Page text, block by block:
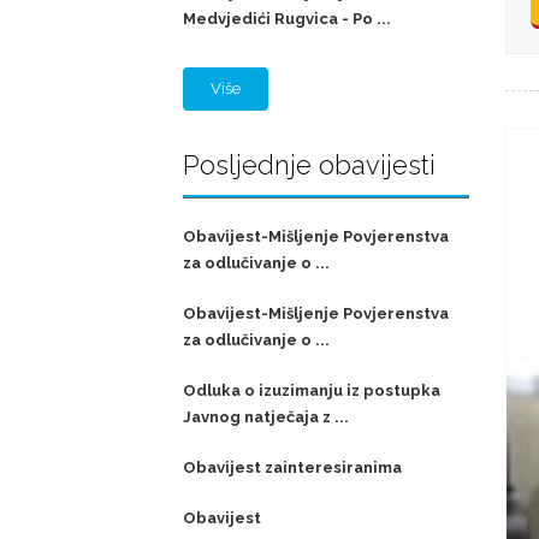
Medvjedići Rugvica - Po ...
Više
Posljednje obavijesti
Obavijest-Mišljenje Povjerenstva
za odlučivanje o ...
Obavijest-Mišljenje Povjerenstva
za odlučivanje o ...
Odluka o izuzimanju iz postupka
Javnog natječaja z ...
Obavijest zainteresiranima
Obavijest